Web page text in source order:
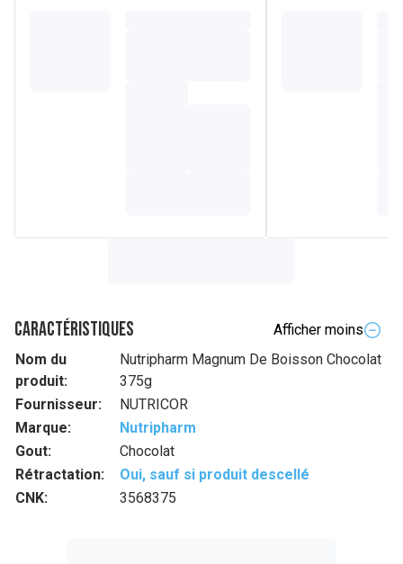
Caractéristiques
Afficher moins
Nom du
produit:
Nutripharm Magnum De Boisson Chocolat
375g
Fournisseur:
NUTRICOR
Marque:
Nutripharm
Gout:
Chocolat
Rétractation:
Oui, sauf si produit descellé
CNK:
3568375